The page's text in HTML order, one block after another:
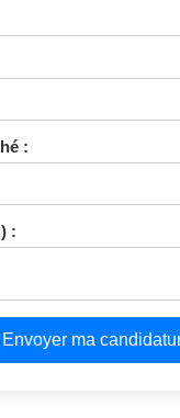
:
:
Envoyer ma